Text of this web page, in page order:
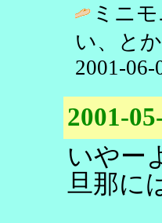
ミニ
い、と
2001-06-
2001-
いやー
旦那に